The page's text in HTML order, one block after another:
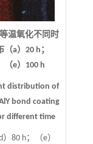
温氧化不同时
a）20 h；
（e）100 h
distribution of
bond coating
different time
80 h；（e）